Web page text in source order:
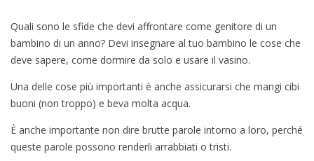
Quali sono le sfide che devi affrontare come genitore di un
bambino di un anno? Devi insegnare al tuo bambino le cose che
deve sapere, come dormire da solo e usare il vasino.
Una delle cose più importanti è anche assicurarsi che mangi cibi
buoni (non troppo) e beva molta acqua.
È anche importante non dire brutte parole intorno a loro, perché
queste parole possono renderli arrabbiati o tristi.